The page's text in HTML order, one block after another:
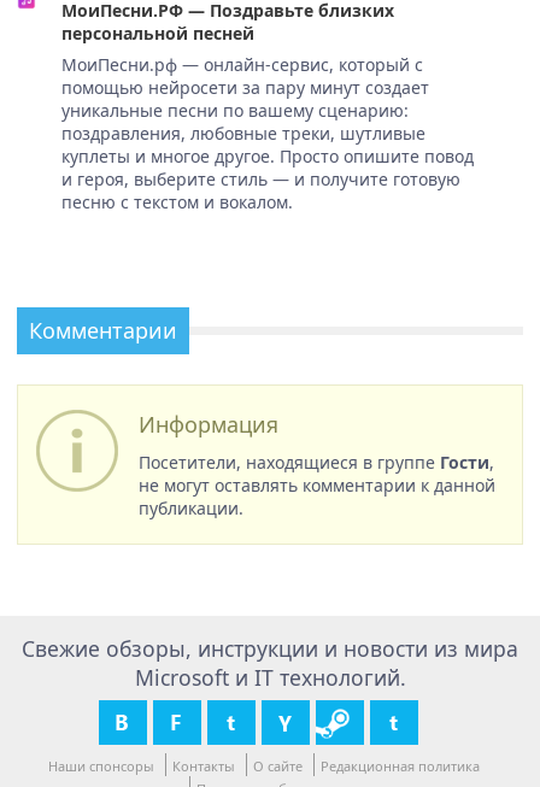
МоиПесни.РФ — Поздравьте близких
персональной песней
МоиПесни.рф — онлайн-сервис, который с
помощью нейросети за пару минут создает
уникальные песни по вашему сценарию:
поздравления, любовные треки, шутливые
куплеты и многое другое. Просто опишите повод
и героя, выберите стиль — и получите готовую
песню с текстом и вокалом.
Комментарии
Информация
Посетители, находящиеся в группе Гости,
не могут оставлять комментарии к данной
публикации.
Свежие обзоры, инструкции и новости из мира
Microsoft и IT технологий.
Наши спонсоры Контакты О сайте
Редакционная политика